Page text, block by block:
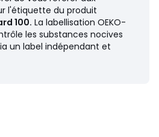
teinture, impression) :
l'étiquette du produit
100. La labellisation OEKO-
les substances nocives
un label indépendant et